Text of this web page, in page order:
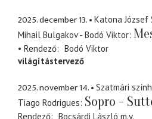
2025. december 13.
Katona József
Mihail Bulgakov - Bodó Viktor
Rendező
Bodó Viktor
világítástervező
2025. november 14.
Szatmári
Tiago Rodrigues Sopro -
Rendező Bocsárdi László m.v.